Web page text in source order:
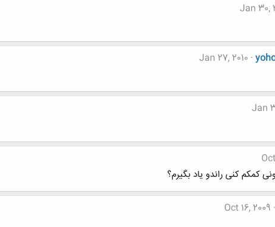
Jan 30,
Jan 27, 2010
Jan
کمکم کنی راندو یاد بگیرم؟
Oct 16, 2009